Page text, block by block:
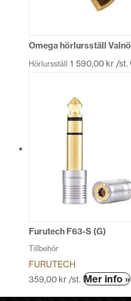
Omega hörlursställ
Hörlursställ 1 590,00 kr /st.
Furutech F63-S (G)
Tillbehör
FURUTECH
359,00 kr /st. Mer info »